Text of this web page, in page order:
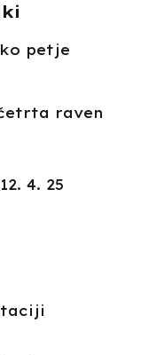
petje
raven
4. 25